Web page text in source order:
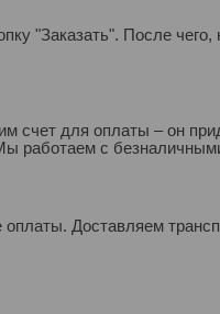
"Заказать". После
счет для оплаты – он
работаем с
оплаты. Доставляем